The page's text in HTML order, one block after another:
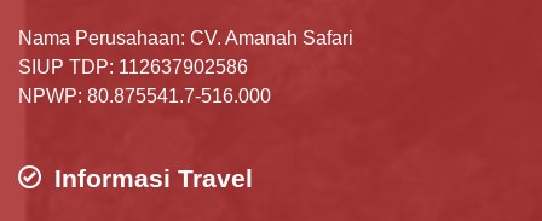
Nama Perusahaan: CV. Amanah Safari
SIUP TDP: 112637902586
NPWP: 80.875541.7-516.000
Informasi Travel